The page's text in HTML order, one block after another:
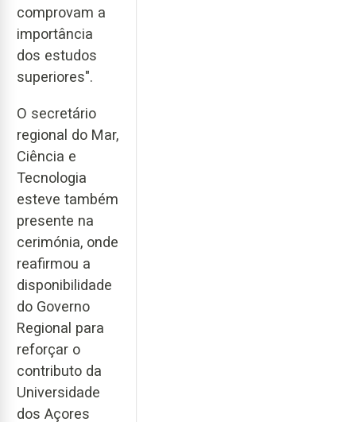
comprovam a
importância
dos estudos
superiores".
O secretário
regional do Mar,
Ciência e
Tecnologia
esteve também
presente na
cerimónia, onde
reafirmou a
disponibilidade
do Governo
Regional para
reforçar o
contributo da
Universidade
dos Açores